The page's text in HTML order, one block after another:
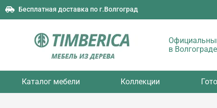
Бесплатная доставка по г.Волгоград
в Волгограде
Каталог мебели Коллекции